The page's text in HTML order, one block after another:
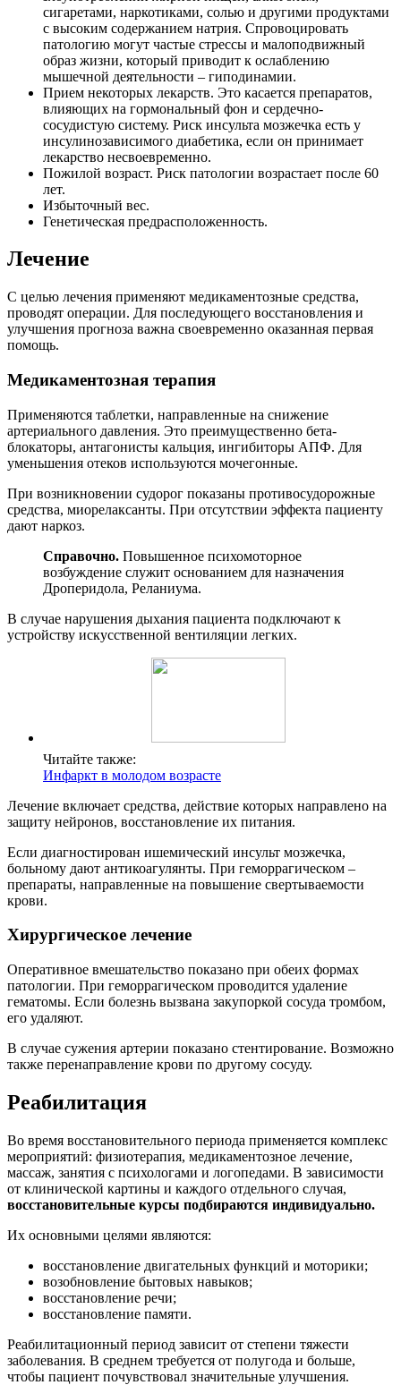
сигаретами, наркотиками, солью и другими продуктами
с высоким содержанием натрия. Спровоцировать
патологию могут частые стрессы и малоподвижный
образ жизни, который приводит к ослаблению
мышечной деятельности – гиподинамии.
Прием некоторых лекарств. Это касается препаратов,
влияющих на гормональный фон и сердечно-
сосудистую систему. Риск инсульта мозжечка есть у
инсулинозависимого диабетика, если он принимает
лекарство несвоевременно.
Пожилой возраст. Риск патологии возрастает после 60
лет.
Избыточный вес.
Генетическая предрасположенность.
Лечение
С целью лечения применяют медикаментозные средства,
проводят операции. Для последующего восстановления и
улучшения прогноза важна своевременно оказанная первая
помощь.
Медикаментозная терапия
Применяются таблетки, направленные на снижение
артериального давления. Это преимущественно бета-
блокаторы, антагонисты кальция, ингибиторы АПФ. Для
уменьшения отеков используются мочегонные.
При возникновении судорог показаны противосудорожные
средства, миорелаксанты. При отсутствии эффекта пациенту
дают наркоз.
Справочно. Повышенное психомоторное
возбуждение служит основанием для назначения
Дроперидола, Реланиума.
В случае нарушения дыхания пациента подключают к
устройству искусственной вентиляции легких.
Читайте также:
Инфаркт в молодом возрасте
Лечение включает средства, действие которых направлено на
защиту нейронов, восстановление их питания.
Если диагностирован ишемический инсульт мозжечка,
больному дают антикоагулянты. При геморрагическом –
препараты, направленные на повышение свертываемости
крови.
Хирургическое лечение
Оперативное вмешательство показано при обеих формах
патологии. При геморрагическом проводится удаление
гематомы. Если болезнь вызвана закупоркой сосуда тромбом,
его удаляют.
В случае сужения артерии показано стентирование. Возможно
также перенаправление крови по другому сосуду.
Реабилитация
Во время восстановительного периода применяется комплекс
мероприятий: физиотерапия, медикаментозное лечение,
массаж, занятия с психологами и логопедами. В зависимости
от клинической картины и каждого отдельного случая,
восстановительные курсы подбираются индивидуально.
Их основными целями являются:
восстановление двигательных функций и моторики;
возобновление бытовых навыков;
восстановление речи;
восстановление памяти.
Реабилитационный период зависит от степени тяжести
заболевания. В среднем требуется от полугода и больше,
чтобы пациент почувствовал значительные улучшения.